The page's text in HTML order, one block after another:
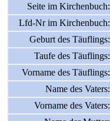
Seite im Kirchenbuch:
Lfd-Nr im Kirchenbuch:
Geburt des Täuflings:
Taufe des Täuflings:
Vorname des Täuflings:
Name des Vaters:
Vorname des Vaters: